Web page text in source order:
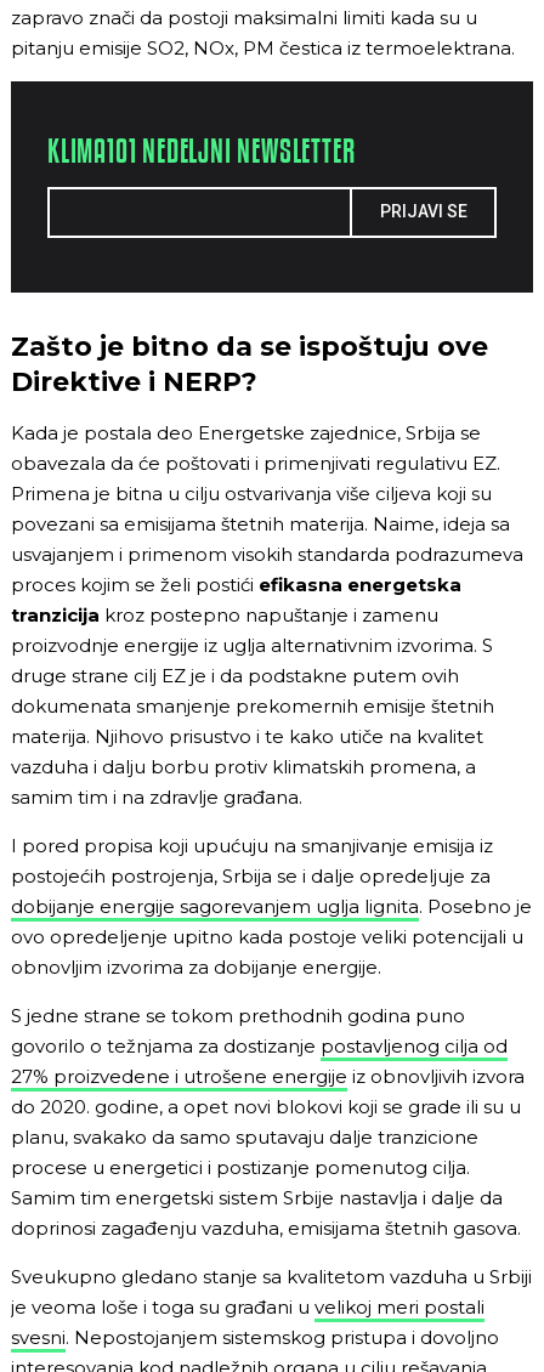
zapravo znači da postoji maksimalni limiti kada su u
pitanju emisije SO2, NOx, PM čestica iz termoelektrana.
KLIMA101 NEDELJNI NEWSLETTER
PRIJAVI SE
Zašto je bitno da se ispoštuju ove
Direktive i NERP?
Kada je postala deo Energetske zajednice, Srbija se
obavezala da će poštovati i primenjivati regulativu EZ.
Primena je bitna u cilju ostvarivanja više ciljeva koji su
povezani sa emisijama štetnih materija. Naime, ideja sa
usvajanjem i primenom visokih standarda podrazumeva
proces kojim se želi postići efikasna energetska
tranzicija kroz postepno napuštanje i zamenu
proizvodnje energije iz uglja alternativnim izvorima. S
druge strane cilj EZ je i da podstakne putem ovih
dokumenata smanjenje prekomernih emisije štetnih
materija. Njihovo prisustvo i te kako utiče na kvalitet
vazduha i dalju borbu protiv klimatskih promena, a
samim tim i na zdravlje građana.
I pored propisa koji upućuju na smanjivanje emisija iz
postojećih postrojenja, Srbija se i dalje opredeljuje za
dobijanje energije sagorevanjem uglja lignita. Posebno je
ovo opredeljenje upitno kada postoje veliki potencijali u
obnovljim izvorima za dobijanje energije.
S jedne strane se tokom prethodnih godina puno
govorilo o težnjama za dostizanje postavljenog cilja od
27% proizvedene i utrošene energije iz obnovljivih izvora
do 2020. godine, a opet novi blokovi koji se grade ili su u
planu, svakako da samo sputavaju dalje tranzicione
procese u energetici i postizanje pomenutog cilja.
Samim tim energetski sistem Srbije nastavlja i dalje da
doprinosi zagađenju vazduha, emisijama štetnih gasova.
Sveukupno gledano stanje sa kvalitetom vazduha u Srbiji
je veoma loše i toga su građani u velikoj meri postali
svesni. Nepostojanjem sistemskog pristupa i dovoljno
interesovanja kod nadležnih organa u cilju rešavanja